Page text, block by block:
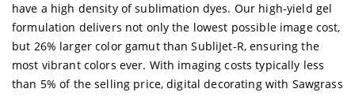
have a high density of sublimation dyes. Our high-yield gel
formulation delivers not only the lowest possible image cost,
but 26% larger color gamut than SubliJet-R, ensuring the
most vibrant colors ever. With imaging costs typically less
than 5% of the selling price, digital decorating with Sawgrass